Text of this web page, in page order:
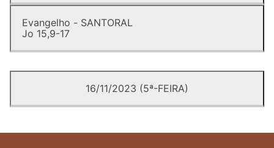
Evangelho - SANTORAL
Jo 15,9-17
16/11/2023 (5ª-FEIRA)